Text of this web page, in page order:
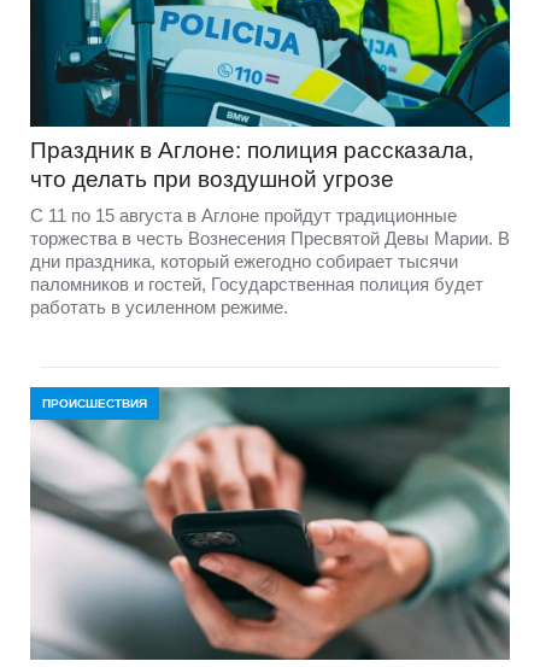
Праздник в Аглоне: полиция рассказала,
что делать при воздушной угрозе
С 11 по 15 августа в Аглоне пройдут традиционные
торжества в честь Вознесения Пресвятой Девы Марии. В
дни праздника, который ежегодно собирает тысячи
паломников и гостей, Государственная полиция будет
работать в усиленном режиме.
ПРОИСШЕСТВИЯ